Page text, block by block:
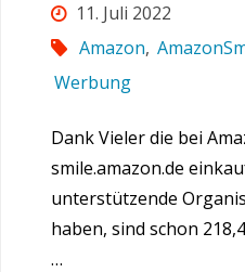
11. Juli 2022
Amazon,
Werbung
Dank Vieler die bei
smile.amazon.de
unterstützende
haben, sind schon
…